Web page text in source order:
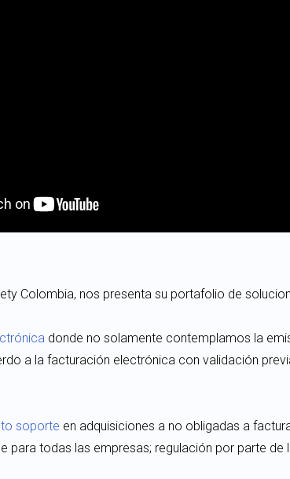
Colombia, nos presenta su portafolio de
donde no solamente contemplamos la
a la facturación electrónica con validación
soporte en adquisiciones a no obligadas a
para todas las empresas; regulación por parte de